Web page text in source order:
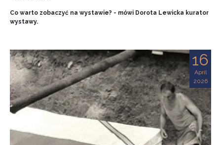
Co warto zobaczyć na wystawie? - mówi Dorota Lewicka kurator
wystawy.
16
April
2026